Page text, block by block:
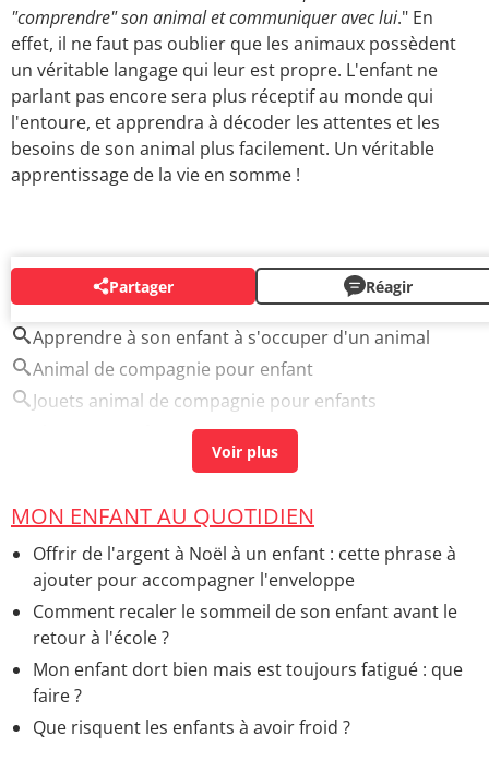
"comprendre" son animal et communiquer avec lui." En
effet, il ne faut pas oublier que les animaux possèdent
un véritable langage qui leur est propre. L'enfant ne
parlant pas encore sera plus réceptif au monde qui
l'entoure, et apprendra à décoder les attentes et les
besoins de son animal plus facilement. Un véritable
apprentissage de la vie en somme !
Partager Réagir
AUTOUR DU MÊME SUJET
Apprendre à son enfant à s'occuper d'un animal
Animal de compagnie pour enfant
Jouets animal de compagnie pour enfants
> Guide
MON ENFANT AU QUOTIDIEN
Offrir de l'argent à Noël à un enfant : cette phrase à
ajouter pour accompagner l'enveloppe
Comment recaler le sommeil de son enfant avant le
retour à l'école ?
Mon enfant dort bien mais est toujours fatigué : que
faire ?
Que risquent les enfants à avoir froid ?